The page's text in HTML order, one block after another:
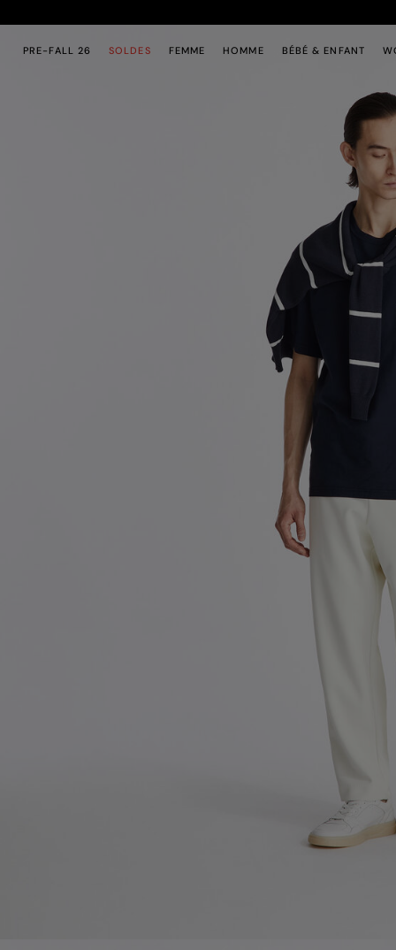
PRE-FALL 26 SOLDES FEMME HOMME BÉBÉ & ENFANT